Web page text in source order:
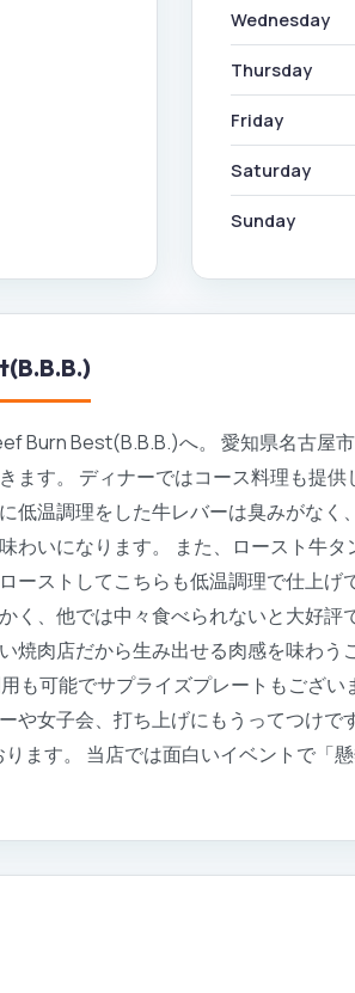
Wednesday
Thursday
Friday
Saturday
Sunday
Burn Best(B.B.B.)へ。 愛知県名古屋
ます。 ディナーではコース料理も提
低温調理をした牛レバーは臭みがな
わいになります。 また、ロースト牛タ
ーストしてこちらも低温調理で仕上
く、他では中々食べられないと大好
焼肉店だから生み出せる肉感を味わ
も可能でサプライズプレートもござ
や女子会、打ち上げにもうってつけで
ます。 当店では面白いイベントで「